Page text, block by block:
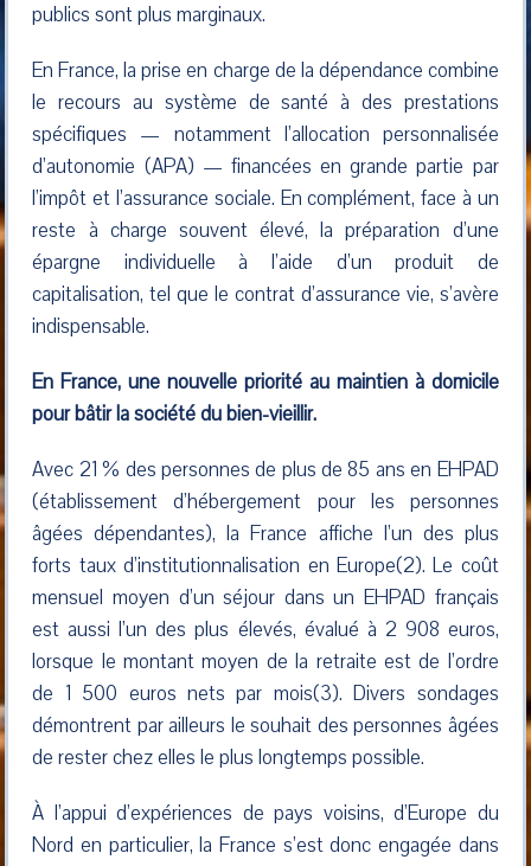
publics sont plus marginaux.
En France, la prise en charge de la dépendance combine
le recours au système de santé à des prestations
spécifiques — notamment l’allocation personnalisée
d’autonomie (APA) — financées en grande partie par
l’impôt et l’assurance sociale. En complément, face à un
reste à charge souvent élevé, la préparation d’une
épargne individuelle à l’aide d’un produit de
capitalisation, tel que le contrat d’assurance vie, s’avère
indispensable.
En France, une nouvelle priorité au maintien à domicile
pour bâtir la société du bien-vieillir.
Avec 21 % des personnes de plus de 85 ans en EHPAD
(établissement d’hébergement pour les personnes
âgées dépendantes), la France affiche l’un des plus
forts taux d’institutionnalisation en Europe(2). Le coût
mensuel moyen d’un séjour dans un EHPAD français
est aussi l’un des plus élevés, évalué à 2 908 euros,
lorsque le montant moyen de la retraite est de l’ordre
de 1 500 euros nets par mois(3). Divers sondages
démontrent par ailleurs le souhait des personnes âgées
de rester chez elles le plus longtemps possible.
À l’appui d’expériences de pays voisins, d’Europe du
Nord en particulier, la France s’est donc engagée dans